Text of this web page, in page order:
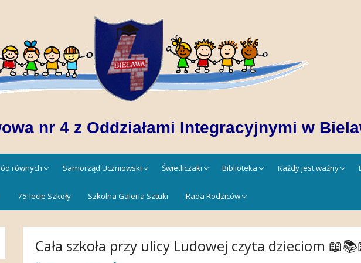
nr 4 z Oddziałami Integracyjnymi w
równych Samorząd Uczniowski Świetliczaki Biblioteka Każdy jest ważny
75-lecie Szkoły Szkolna Galeria Sztuki Rada Rodziców
Cała szkoła przy ulicy Ludowej czyta dzieciom